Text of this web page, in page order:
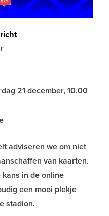
21 december, 10.00
adviseren we om niet
van kaarten.
in de online
een mooi plekje
stadion.